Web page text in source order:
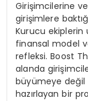
Girişimcilerine
girişimlere
Kurucu ekiplerin
finansal model
refleksi. Boost
alanda
büyümeye değil
hazırlayan bir